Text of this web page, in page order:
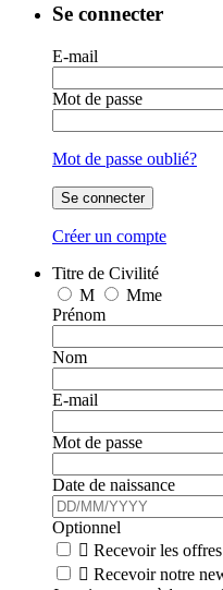
Se connecter
E-mail
Mot de passe
Mot de passe oublié?
Se connecter
Créer un compte
Titre de Civilité
M
Mme
Prénom
Nom
E-mail
Mot de passe
Date de naissance
Optionnel
 Recevoir les
 Recevoir notre